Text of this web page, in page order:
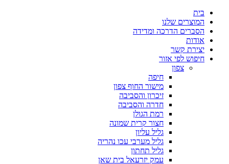
בית
המוצרים שלנו
הסברים הדרכה ומדידה
אודות
יצירת קשר
חיפוש לפי אזור
צפון
חיפה
מישור החוף צפון
זיכרון והסביבה
חדרה והסביבה
רמת הגולן
חצור קרית שמונה
גליל עליון
גליל מערבי עכו נהריה
גליל תחתון
עמק יזרעאל בית שאן